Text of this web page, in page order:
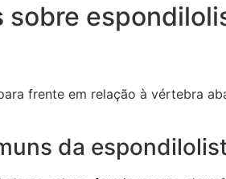
sobre
frente em relação à vértebra
da